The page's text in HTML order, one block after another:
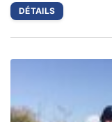
DÉTAILS